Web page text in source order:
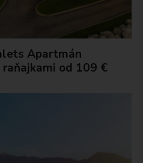
Apartmán
od 109 €